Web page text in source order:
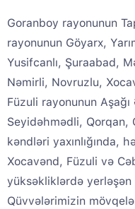
Goranboy rayonunun
rayonunun Göyarx,
Yusifcanlı, Şuraabad,
Nəmirli, Novruzlu,
Füzuli rayonunun
Seyidəhmədli, Qorqan,
kəndləri yaxınlığında,
Xocavənd, Füzuli və
yüksəkliklərdə yerləşən
Qüvvələrimizin